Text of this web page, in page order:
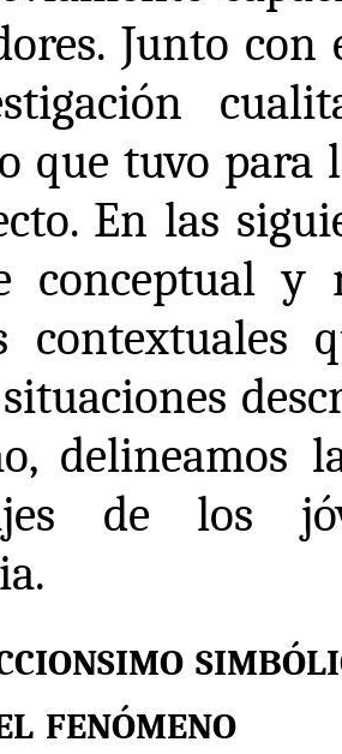
Junto con
que tuvo para
En las
conceptual y
contextuales
delineamos
de los
fenómeno